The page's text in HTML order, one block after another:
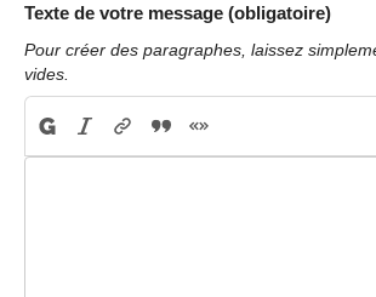
Texte de votre message (obligatoire)
Pour créer des paragraphes, laissez
vides.